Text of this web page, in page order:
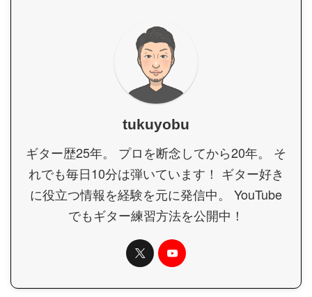
tukuyobu
ギター歴25年。 プロを断念してから20年。 そ
れでも毎日10分は弾いています！ ギター好き
に役立つ情報を経験を元に発信中。 YouTube
でもギター練習方法を公開中！